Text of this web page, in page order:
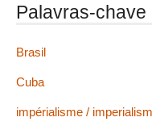
Palavras-chave
Brasil
Cuba
impérialisme /